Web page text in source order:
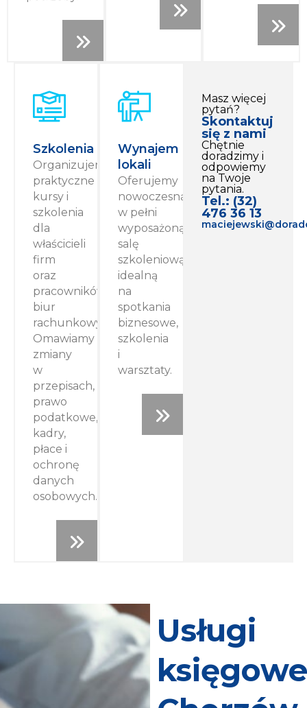
Szkolenia
Organizujemy
praktyczne
kursy i
szkolenia
dla
właścicieli
firm
oraz
pracowników
biur
rachunkowych.
Omawiamy
zmiany
w
przepisach,
prawo
podatkowe,
kadry,
płace i
ochronę
danych
osobowych.
Wynajem
lokali
Oferujemy
nowoczesną,
w pełni
wyposażoną
salę
szkoleniową
idealną
na
spotkania
biznesowe,
szkolenia
i
warsztaty.
Masz więcej
pytań?
Skontaktuj
się z nami
Chętnie
doradzimy i
odpowiemy
na Twoje
pytania.
Tel.: (32)
476 36 13
Usługi